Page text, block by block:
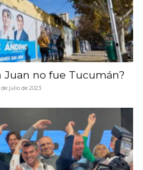
Juan no fue Tucumán?
julio de 2023